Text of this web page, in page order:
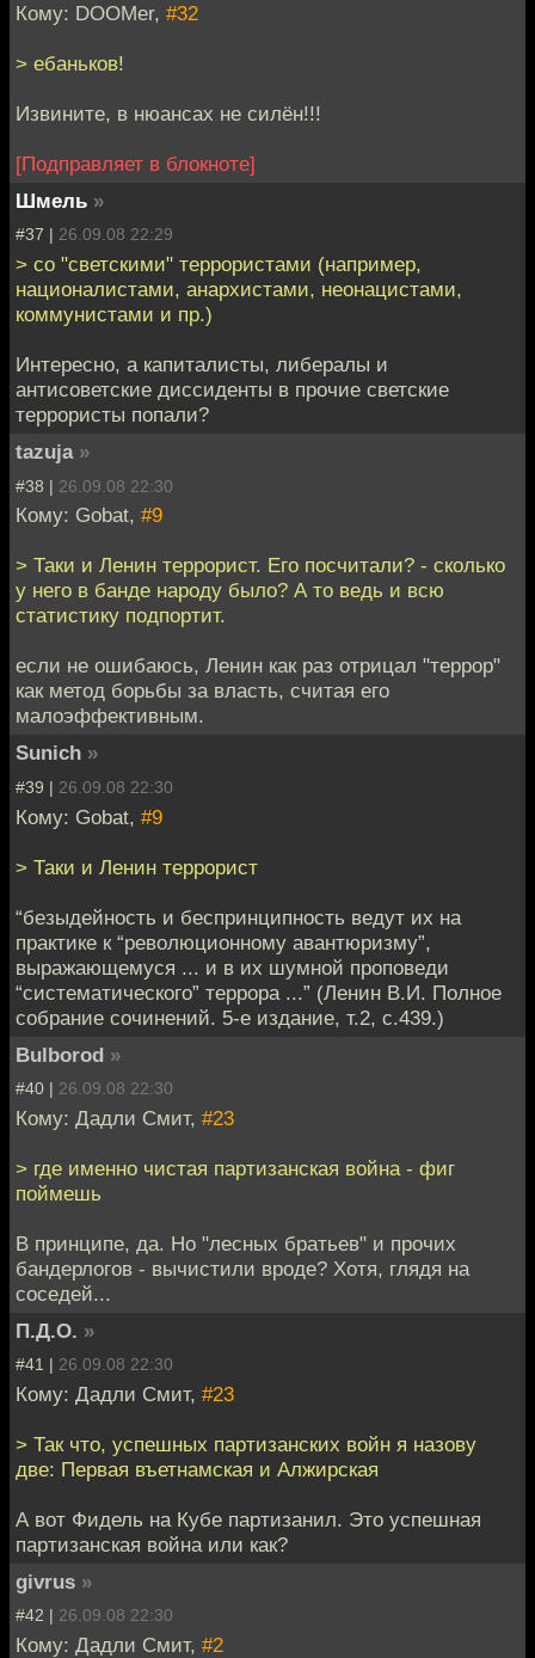
Кому: DOOMer, #32
> ебаньков!
Извините, в нюансах не силён!!!
[Подправляет в блокноте]
Шмель »
#37 | 26.09.08 22:29
> со "светскими" террористами (например,
националистами, анархистами, неонацистами,
коммунистами и пр.)
Интересно, а капиталисты, либералы и
антисоветские диссиденты в прочие светские
террористы попали?
tazuja »
#38 | 26.09.08 22:30
Кому: Gobat, #9
> Таки и Ленин террорист. Его посчитали? - сколько
у него в банде народу было? А то ведь и всю
статистику подпортит.
если не ошибаюсь, Ленин как раз отрицал "террор"
как метод борьбы за власть, считая его
малоэффективным.
Sunich »
#39 | 26.09.08 22:30
Кому: Gobat, #9
> Таки и Ленин террорист
“безыдейность и беспринципность ведут их на
практике к “революционному авантюризму”,
выражающемуся ... и в их шумной проповеди
“систематического” террора ...” (Ленин В.И. Полное
собрание сочинений. 5-е издание, т.2, с.439.)
Bulborod »
#40 | 26.09.08 22:30
Кому: Дадли Смит, #23
> где именно чистая партизанская война - фиг
поймешь
В принципе, да. Но "лесных братьев" и прочих
бандерлогов - вычистили вроде? Хотя, глядя на
соседей...
П.Д.О. »
#41 | 26.09.08 22:30
Кому: Дадли Смит, #23
> Так что, успешных партизанских войн я назову
две: Первая въетнамская и Алжирская
А вот Фидель на Кубе партизанил. Это успешная
партизанская война или как?
givrus »
#42 | 26.09.08 22:30
Кому: Дадли Смит, #2